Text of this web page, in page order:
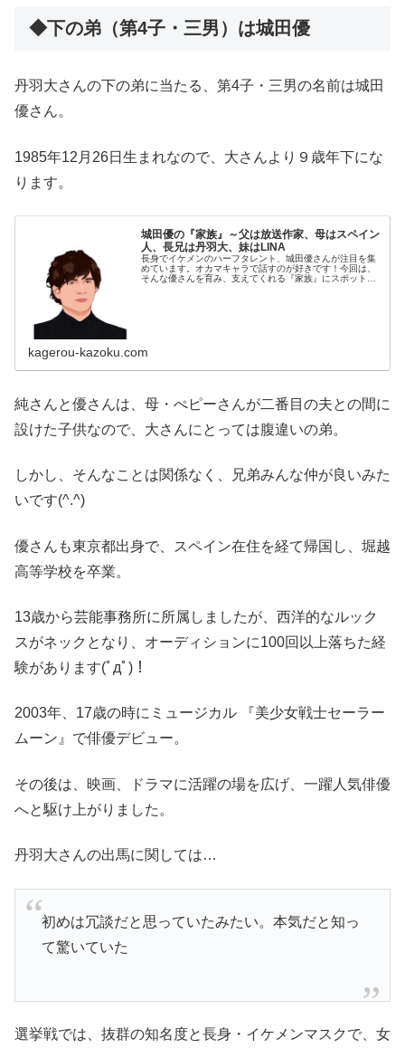
◆下の弟（第4子・三男）は城田優
丹羽大さんの下の弟に当たる、第4子・三男の名前は城田
優さん。
1985年12月26日生まれなので、大さんより９歳年下にな
ります。
城田優の『家族』～父は放送作家、母はスペイン
人、長兄は丹羽大、妹はLINA
長身でイケメンのハーフタレント、城田優さんが注目を集
めています。オカマキャラで話すのが好きです！今回は、
そんな優さんを育み、支えてくれる『家族』にスポットを
kagerou-kazoku.com
純さんと優さんは、母・ぺピーさんが二番目の夫との間に
設けた子供なので、大さんにとっては腹違いの弟。
しかし、そんなことは関係なく、兄弟みんな仲が良いみた
いです(^.^)
優さんも東京都出身で、スペイン在住を経て帰国し、堀越
高等学校を卒業。
13歳から芸能事務所に所属しましたが、西洋的なルック
スがネックとなり、オーディションに100回以上落ちた経
験があります(ﾟдﾟ)！
2003年、17歳の時にミュージカル 『美少女戦士セーラー
ムーン』で俳優デビュー。
その後は、映画、ドラマに活躍の場を広げ、一躍人気俳優
へと駆け上がりました。
丹羽大さんの出馬に関しては…
初めは冗談だと思っていたみたい。本気だと知っ
て驚いていた
選挙戦では、抜群の知名度と長身・イケメンマスクで、女